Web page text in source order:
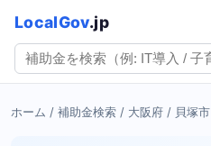
LocalGov.jp
ホーム / 補助金検索 / 大阪府 / 貝塚市